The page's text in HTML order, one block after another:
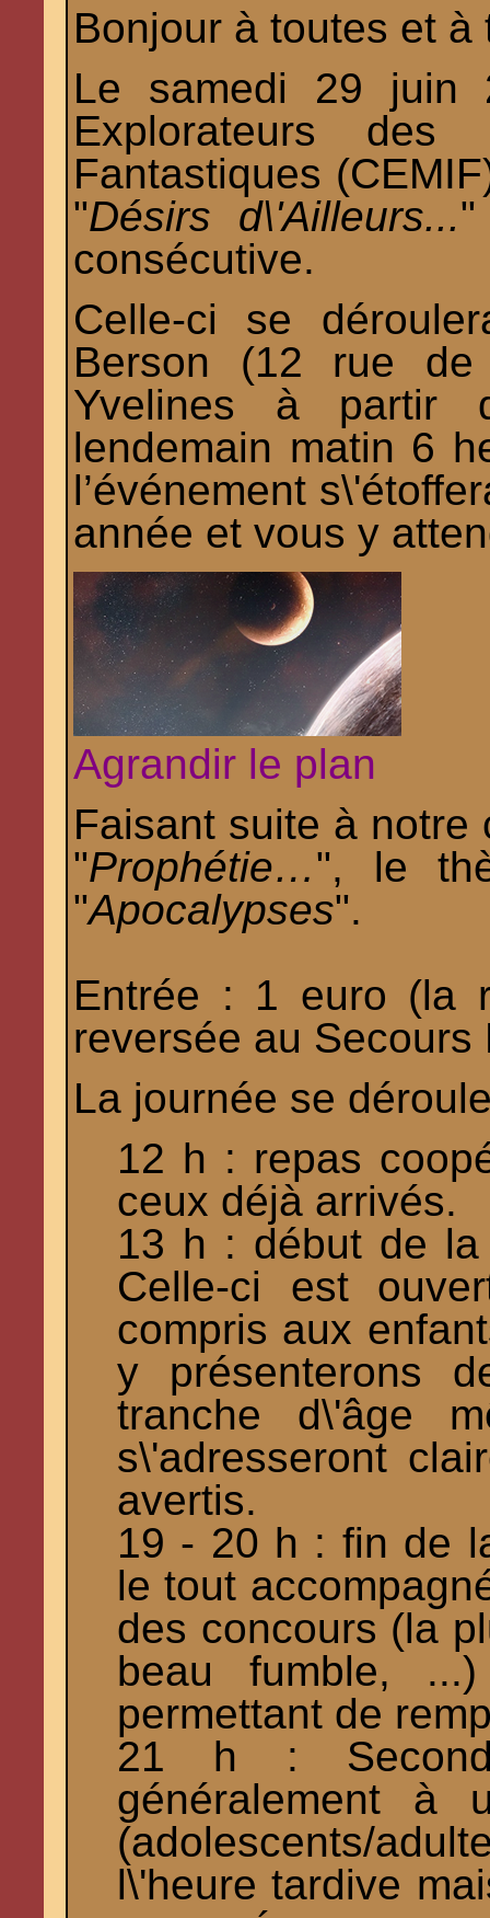
Bonjour à toutes et à
Le samedi 29 juin
Explorateurs des
Fantastiques
"Désirs d\'Ailleurs..."
consécutive.
Celle-ci se
Berson (12 rue de
Yvelines à partir
lendemain matin 6
l’événement
année et vous y
Agrandir le plan
Faisant suite à notre
"Prophétie…", le
"Apocalypses".
Entrée : 1 euro (la
reversée au Secours
La journée se
12 h : repas
ceux déjà arrivés.
13 h : début de
Celle-ci est
compris aux
y présenterons
tranche d\'âge
s\'adresseront
avertis.
19 - 20 h : fin de
le tout
des concours (la
beau fumble,
permettant de
21 h :
généralement à
(adolescents/
l\'heure tardive